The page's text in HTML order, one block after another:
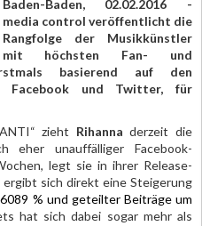
Baden-Baden, 02.02.2016 -
media control veröffentlicht die
Rangfolge der Musikkünstler
mit höchsten Fan- und
basierend auf den
Facebook und Twitter, für
zieht Rihanna derzeit die
eher unauffälliger Facebook-
legt sie in ihrer Release-
sich direkt eine Steigerung
% und geteilter Beiträge um
hat sich dabei sogar mehr als